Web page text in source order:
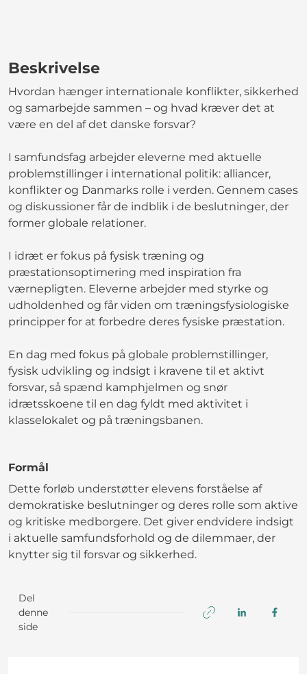
Beskrivelse
Hvordan hænger internationale konflikter, sikkerhed
og samarbejde sammen – og hvad kræver det at
være en del af det danske forsvar?
I samfundsfag arbejder eleverne med aktuelle
problemstillinger i international politik: alliancer,
konflikter og Danmarks rolle i verden. Gennem cases
og diskussioner får de indblik i de beslutninger, der
former globale relationer.
I idræt er fokus på fysisk træning og
præstationsoptimering med inspiration fra
værnepligten. Eleverne arbejder med styrke og
udholdenhed og får viden om træningsfysiologiske
principper for at forbedre deres fysiske præstation.
En dag med fokus på globale problemstillinger,
fysisk udvikling og indsigt i kravene til et aktivt
forsvar, så spænd kamphjelmen og snør
idrætsskoene til en dag fyldt med aktivitet i
klasselokalet og på træningsbanen.
Formål
Dette forløb understøtter elevens forståelse af
demokratiske beslutninger og deres rolle som aktive
og kritiske medborgere. Det giver endvidere indsigt
i aktuelle samfundsforhold og de dilemmaer, der
knytter sig til forsvar og sikkerhed.
Del
denne
side